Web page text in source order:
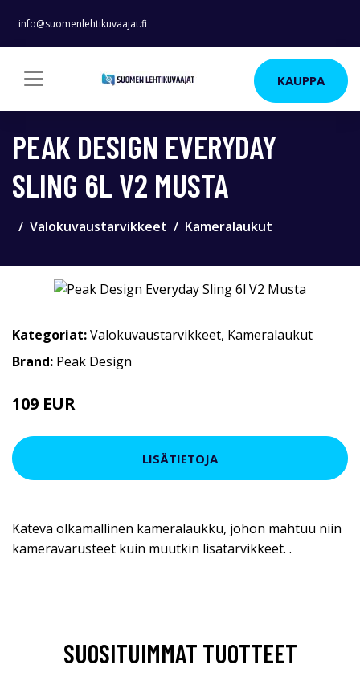
info@suomenlehtikuvaajat.fi
KAUPPA
PEAK DESIGN EVERYDAY
SLING 6L V2 MUSTA
Valokuvaustarvikkeet Kameralaukut
Kategoriat:Valokuvaustarvikkeet, Kameralaukut
Brand: Peak Design
109 EUR
LISÄTIETOJA
Kätevä olkamallinen kameralaukku, johon mahtuu niin
kameravarusteet kuin muutkin lisätarvikkeet. .
SUOSITUIMMAT TUOTTEET